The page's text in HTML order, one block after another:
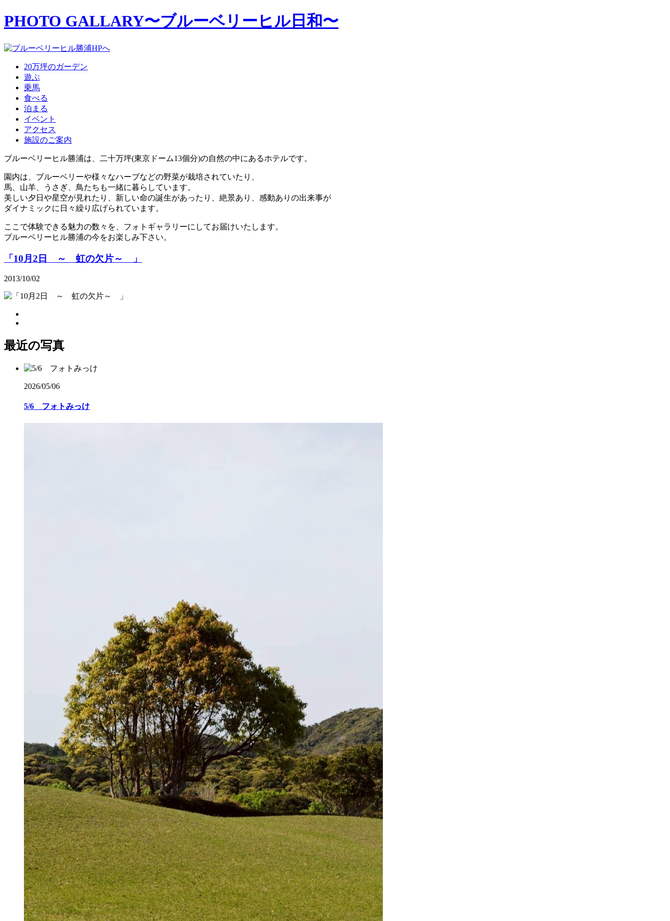
PHOTO GALLARY〜ブルーベリーヒル日和〜
20万坪のガーデン
遊ぶ
乗馬
食べる
泊まる
イベント
アクセス
施設のご案内
ブルーベリーヒル勝浦は、二十万坪(東京ドーム13個分)の自然の中にあるホテルです。
園内は、ブルーベリーや様々なハーブなどの野菜が栽培されていたり、
馬、山羊、うさぎ、鳥たちも一緒に暮らしています。
美しい夕日や星空が見れたり、新しい命の誕生があったり、絶景あり、感動ありの出来事が
ダイナミックに日々繰り広げられています。
ここで体験できる魅力の数々を、フォトギャラリーにしてお届けいたします。
ブルーベリーヒル勝浦の今をお楽しみ下さい。
「10月2日 ～ 虹の欠片～ 」
2013/10/02
最近の写真
2026/05/06
5/6 フォトみっけ